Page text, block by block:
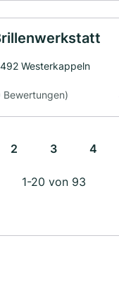
Westerkappeln
Bewertungen)
2 3 4
1-20 von 93